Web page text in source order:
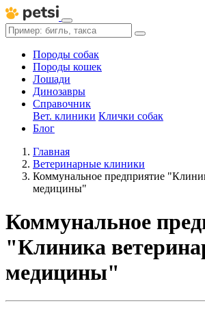
Породы собак
Породы кошек
Лошади
Динозавры
Справочник
Вет. клиники Клички собак
Блог
Главная
Ветеринарные клиники
Коммунальное предприятие
медицины"
Коммунальное
"Клиника
медицины"